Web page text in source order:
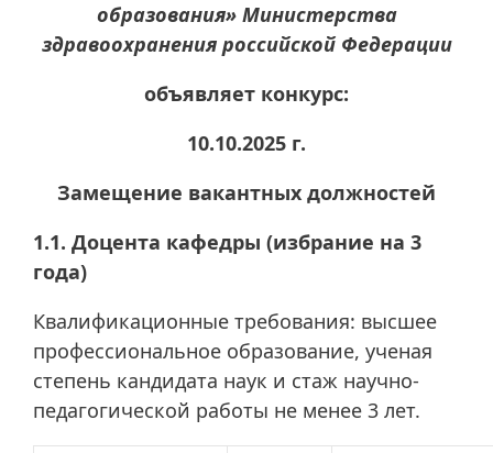
образования» Министерства
здравоохранения российской Федерации
объявляет конкурс:
10.10.2025 г.
Замещение вакантных должностей
1.1. Доцента кафедры (избрание на 3
года)
Квалификационные требования: высшее
профессиональное образование, ученая
степень кандидата наук и стаж научно-
педагогической работы не менее 3 лет.